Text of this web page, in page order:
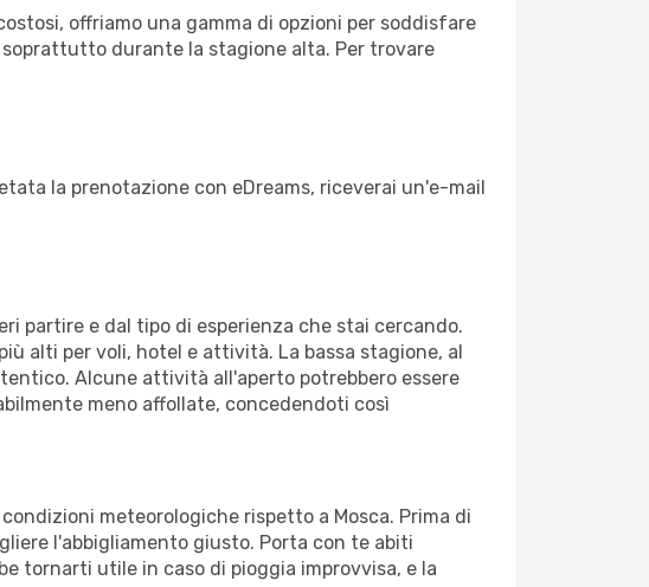
offriamo una gamma di opzioni per soddisfare
durante la stagione alta. Per trovare
la prenotazione con eDreams, riceverai un'e-mail
partire e dal tipo di esperienza che stai cercando.
alti per voli, hotel e attività. La bassa stagione, al
Alcune attività all'aperto potrebbero essere
meno affollate, concedendoti così
meteorologiche rispetto a Mosca. Prima di
l'abbigliamento giusto. Porta con te abiti
tornarti utile in caso di pioggia improvvisa, e la